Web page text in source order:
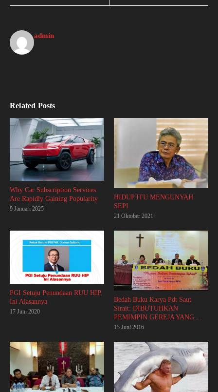
admin
Related Posts
Why Car Subscription Services
Are Rapidly Gaining Popularity
9 Januari 2025
HIDUP ITU MENGUNYAH
SEPI
21 Oktober 2021
PGI Setuju Penundaan RUU HIP,
Ini Alasannya
17 Juni 2020
Bedah Buku Karya Pdt Saut
Sirait: DIBUTUHKAN
PEMIMPIN GEREJA YANG ...
15 Juni 2016